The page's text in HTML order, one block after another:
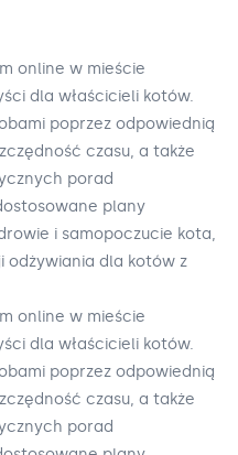
online w mieście
dla właścicieli kotów.
poprzez odpowiednią
czasu, a także
porad
plany
i samopoczucie kota,
odżywiania dla kotów z
online w mieście
dla właścicieli kotów.
poprzez odpowiednią
czasu, a także
porad